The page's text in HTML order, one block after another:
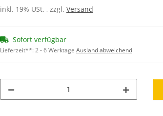
inkl. 19% USt. , zzgl. Versand
Sofort verfügbar
Lieferzeit**:2 - 6 Werktage Ausland abweichend